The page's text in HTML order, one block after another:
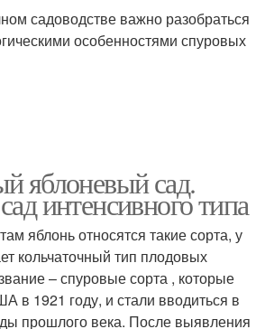
садоводстве важно разобраться
особенностями спуровых
яблоневый сад.
интенсивного типа
яблонь относятся такие сорта, у
кольчаточный тип плодовых
– спуровые сорта , которые
в 1921 году, и стали вводиться в
прошлого века. После выявления